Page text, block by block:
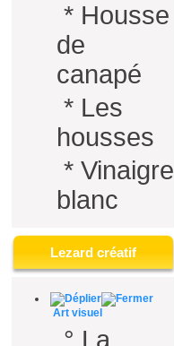
* Housse
de
canapé
* Les
housses
* Vinaigre
blanc
Lezard créatif
Art visuel
° La